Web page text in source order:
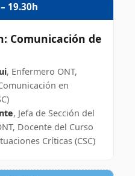
19.30h
Comunicación de
, Enfermero ONT,
en
, Jefa de Sección del
Docente del Curso
Críticas (CSC)